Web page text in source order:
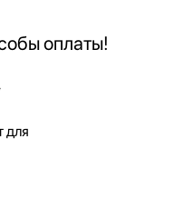
оплаты!
для